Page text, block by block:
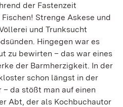
der Fastenzeit
Strenge Askese und
und Trunksucht
Hingegen war es
zu bewirten – das war eines
der Barmherzigkeit. In der
schon längst in der
da stößt man auf einen
Abt, der als Kochbuchautor